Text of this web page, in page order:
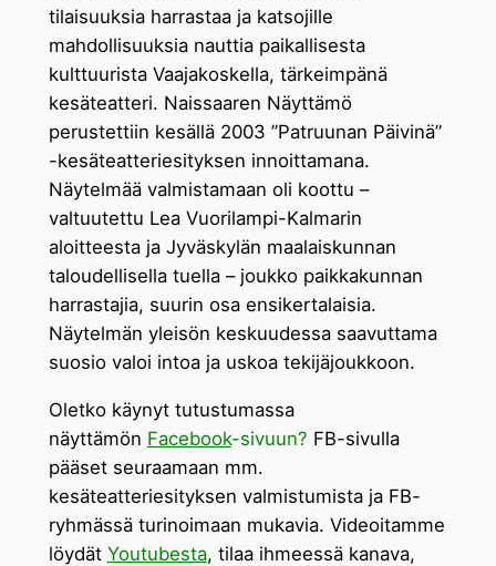
tilaisuuksia harrastaa ja katsojille
mahdollisuuksia nauttia paikallisesta
kulttuurista Vaajakoskella, tärkeimpänä
kesäteatteri. Naissaaren Näyttämö
perustettiin kesällä 2003 ”Patruunan Päivinä”
-kesäteatteriesityksen innoittamana.
Näytelmää valmistamaan oli koottu –
valtuutettu Lea Vuorilampi-Kalmarin
aloitteesta ja Jyväskylän maalaiskunnan
taloudellisella tuella – joukko paikkakunnan
harrastajia, suurin osa ensikertalaisia.
Näytelmän yleisön keskuudessa saavuttama
suosio valoi intoa ja uskoa tekijäjoukkoon.
Oletko käynyt tutustumassa
näyttämön Facebook-sivuun? FB-sivulla
pääset seuraamaan mm.
kesäteatteriesityksen valmistumista ja FB-
ryhmässä turinoimaan mukavia. Videoitamme
löydät Youtubesta, tilaa ihmeessä kanava,